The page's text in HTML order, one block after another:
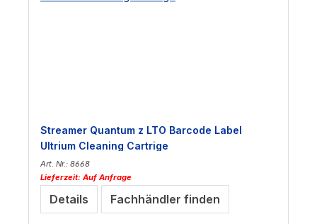
Streamer Quantum z LTO Barcode Label
Ultrium Cleaning Cartrige
Art. Nr.: 8668
Lieferzeit: Auf Anfrage
Details Fachhändler finden